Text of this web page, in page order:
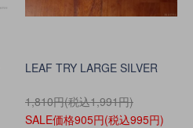
LEAF TRY LARGE SILVER
1,810円(税込1,991円)
SALE価格905円(税込995円)